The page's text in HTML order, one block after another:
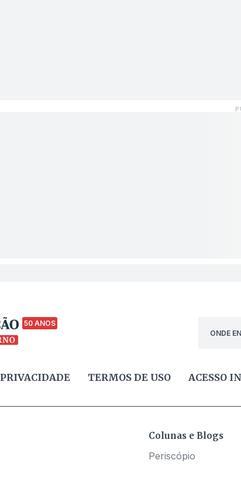
50 ANOS
ONDE
PRIVACIDADE TERMOS DE USO ACESSO
Colunas e Blogs
Periscópio